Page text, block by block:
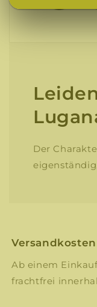
Der
Versandkosten
Ab einem
frachtfrei